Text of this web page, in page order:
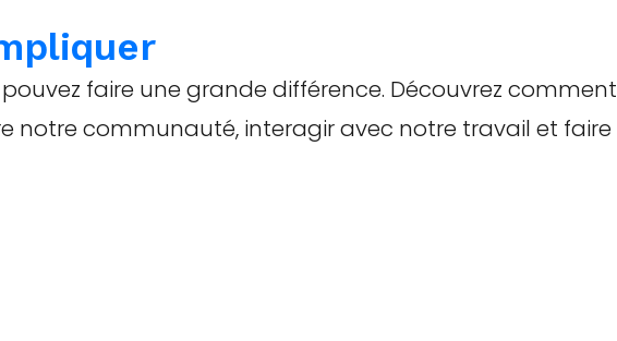
faire une grande différence. Découvrez comment
notre communauté, interagir avec notre travail et faire